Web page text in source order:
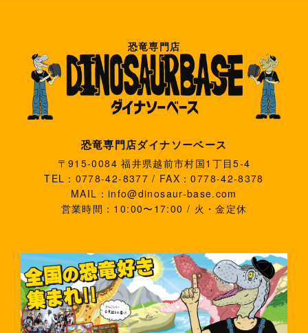
恐竜専門店
恐竜専門店ダイナソーベース
〒915-0084 福井県越前市村国1丁目5-4
TEL：0778-42-8377 / FAX：0778-42-8378
MAIL：info@dinosaur-base.com
営業時間：10:00〜17:00 / 火・金定休